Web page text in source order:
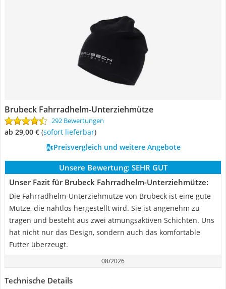
Brubeck Fahrradhelm-Unterziehmütze
292 Bewertungen
ab 29,00 € ( Sofort lieferbar)
Preisvergleich und weitere Angebote
Unsere Bewertung: SEHR GUT
Unser Fazit für Brubeck Fahrradhelm-Unterziehmütze:
Die Fahrradhelm-Unterziehmütze von Brubeck ist eine gute
Mütze, die nahtlos hergestellt wird. Sie ist angenehm zu
tragen und besteht aus zwei atmungsaktiven Schichten. Uns
hat nicht nur das Design, sondern auch das komfortable
Futter überzeugt.
08/2026
Technische Details